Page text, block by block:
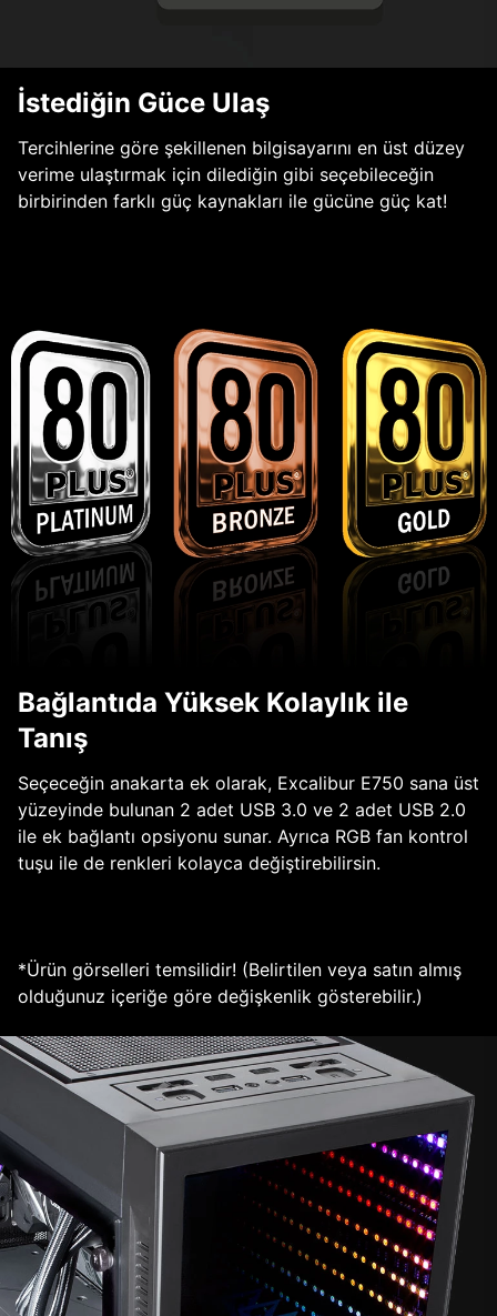
İstediğin Güce Ulaş
Tercihlerine göre şekillenen bilgisayarını en üst düzey
verime ulaştırmak için dilediğin gibi seçebileceğin
birbirinden farklı güç kaynakları ile gücüne güç kat!
Bağlantıda Yüksek Kolaylık ile
Tanış
Seçeceğin anakarta ek olarak, Excalibur E750 sana üst
yüzeyinde bulunan 2 adet USB 3.0 ve 2 adet USB 2.0
ile ek bağlantı opsiyonu sunar. Ayrıca RGB fan kontrol
tuşu ile de renkleri kolayca değiştirebilirsin.
*Ürün görselleri temsilidir! (Belirtilen veya satın almış
olduğunuz içeriğe göre değişkenlik gösterebilir.)